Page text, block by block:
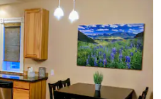
betyg, 132 omdömen